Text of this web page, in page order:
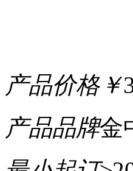
产品价格￥
产品品牌金